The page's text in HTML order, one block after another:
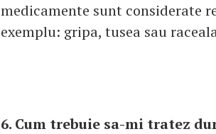
medicamente sunt considerate
exemplu: gripa, tusea sau
6. Cum trebuie sa-mi tratez